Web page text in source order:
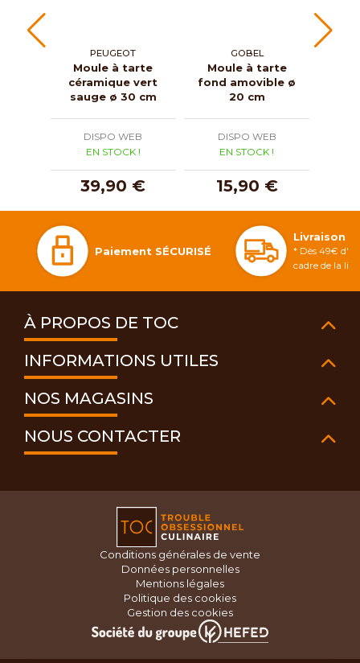
PEUGEOT
Moule à tarte
céramique vert
sauge ø 30 cm
DISPO WEB
EN STOCK !
39,90 €
GOBEL
Moule à tarte
fond amovible ø
20 cm
DISPO WEB
EN STOCK !
15,90 €
Paiement SÉCURISÉ
Livraison
* Dès 49€
cadre de la
À PROPOS DE TOC
INFORMATIONS UTILES
NOS MAGASINS
NOUS CONTACTER
Conditions générales de vente
Données personnelles
Mentions légales
Politique des cookies
Gestion des cookies